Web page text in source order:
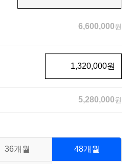
6,600,000원
원
5,280,000원
36개월 48개월